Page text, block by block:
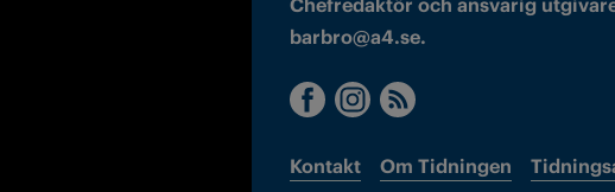
barbro@a4.se.
Kontakt Om Tidningen